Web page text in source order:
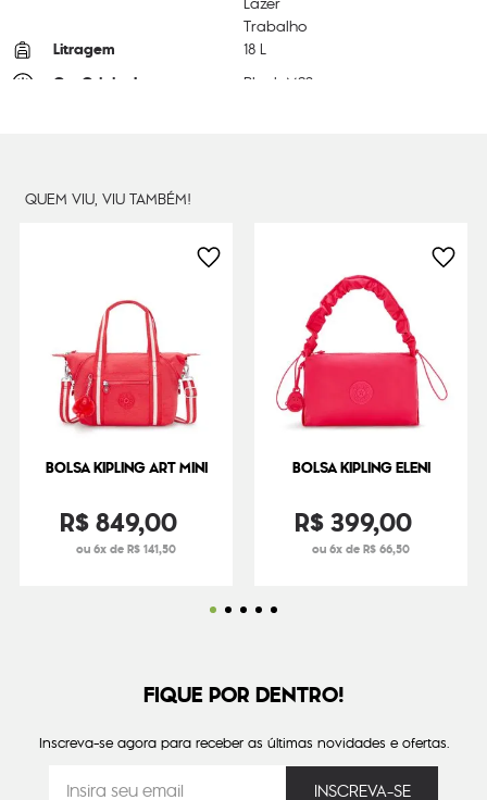
Trabalho
Litragem 18 L
Cor Original Black M23
QUEM VIU, VIU TAMBÉM!
BOLSA KIPLING ART MINI
R$849,00
ou 6x de R$ 141,50
BOLSA KIPLING ELENI
R$399,00
ou 6x de R$ 66,50
FIQUE POR DENTRO!
Inscreva-se agora para receber as últimas novidades e ofertas.